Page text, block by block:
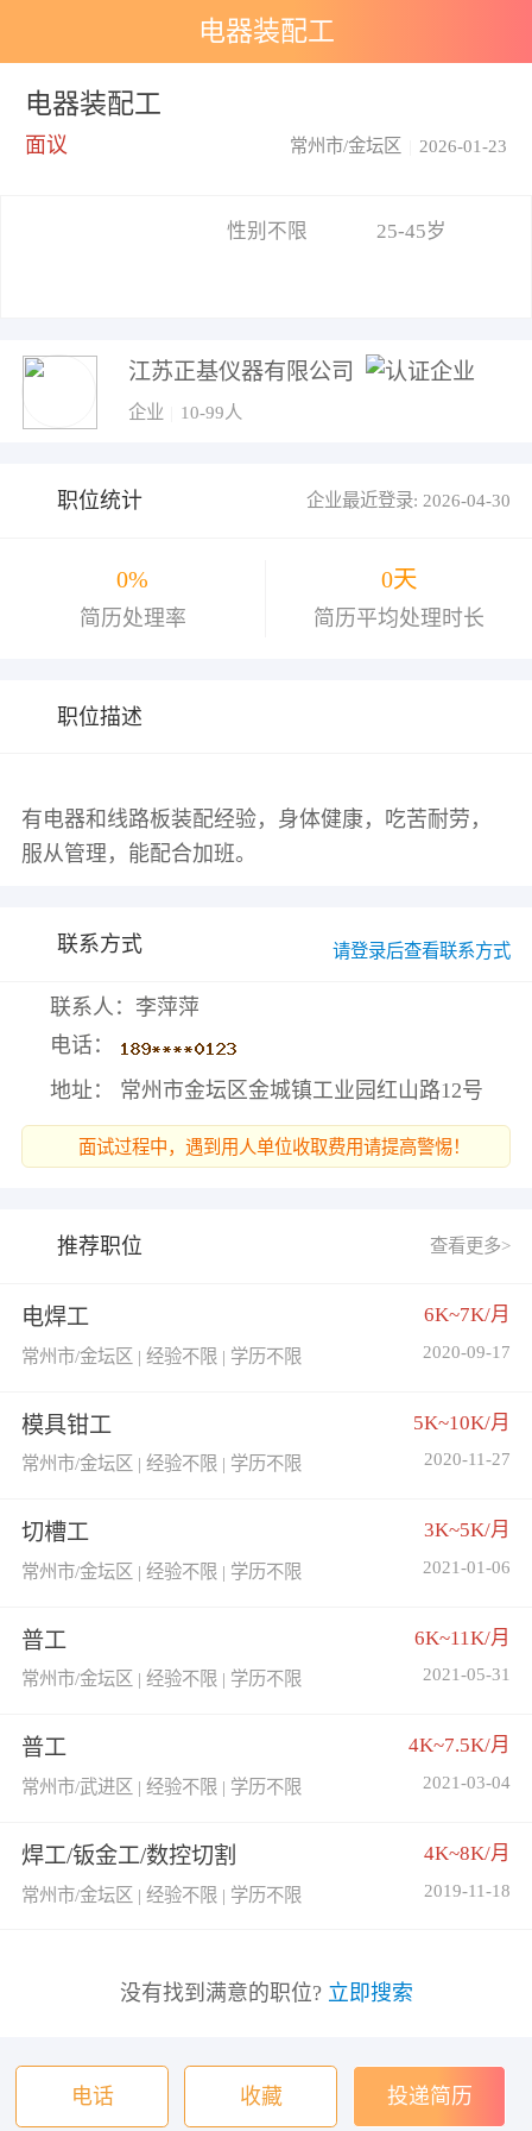
电器装配工
电器装配工
面议 2026-01-23
常州市/金坛区
性别不限 25-45岁
江苏正基仪器有限公司
企业 10-99人
职位统计 企业最近登录: 2026-04-30
0%
简历处理率
0天
简历平均处理时长
职位描述
有电器和线路板装配经验，身体健康，吃苦耐劳，
联系方式 请登录后查看联系方式
联系人：李萍萍
电话：
地址： 常州市金坛区金城镇工业园红山路12号
面试过程中，遇到用人单位收取费用请提高警惕！
推荐职位 查看更多>
电焊工 6K~7K/月
常州市/金坛区 | 经验不限 | 学历不限 2020-09-17
模具钳工 5K~10K/月
常州市/金坛区 | 经验不限 | 学历不限 2020-11-27
切槽工 3K~5K/月
常州市/金坛区 | 经验不限 | 学历不限 2021-01-06
普工 6K~11K/月
常州市/金坛区 | 经验不限 | 学历不限 2021-05-31
普工 4K~7.5K/月
常州市/武进区 | 经验不限 | 学历不限 2021-03-04
焊工/钣金工/数控切割 4K~8K/月
常州市/金坛区 | 经验不限 | 学历不限 2019-11-18
没有找到满意的职位? 立即搜索
电话 收藏 投递简历